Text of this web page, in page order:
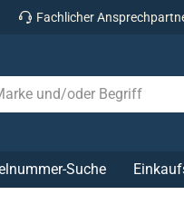
Fachlicher
Suche